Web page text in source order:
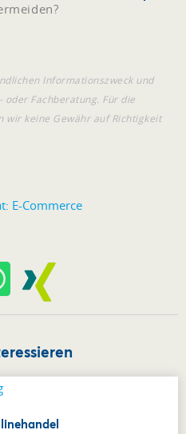
Informationszweck und
oder Fachberatung. Für die
wir keine Gewähr auf Richtigkeit
E-Commerce